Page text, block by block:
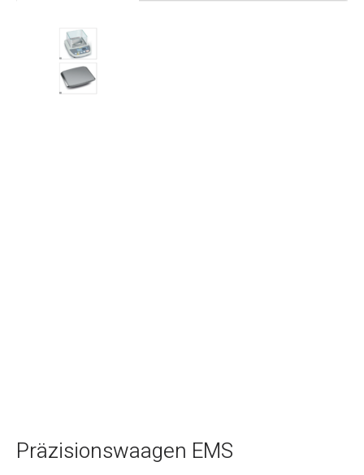
Präzisionswaagen EMS